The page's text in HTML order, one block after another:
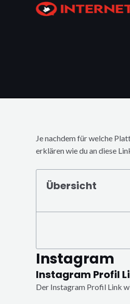
Je nachdem für welche
erklären wie du an diese
Übersicht
Instagram
Instagram Profil
Der Instagram Profil Link